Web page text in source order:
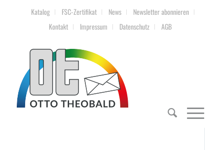
Katalog FSC-Zertifikat News
Newsletter abonnieren
Kontakt
Impressum Datenschutz AGB